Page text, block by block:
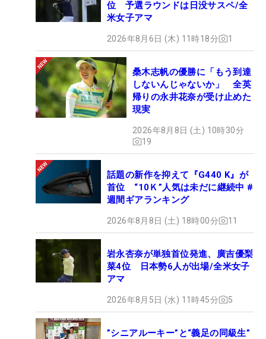
位 予選ラウンドは日没サスペ/全
米女子アマ
2026年8月6日 (木) 11時18分 1
桑木志帆の優勝に「もう到達
しないんじゃないか」 全英
帰りの永井花奈が受け止めた
現実
2026年8月8日 (土) 10時30分
19
話題の新作を抑えて『G440 K』が
首位 “10Ｋ”人気は未だに継続中 #
週間ギアランキング
2026年8月8日 (土) 18時00分 11
岩永杏奈が単独首位発進、廣吉優梨
菜4位 日本勢6人が出場/全米女子
アマ
2026年8月5日 (水) 11時45分 5
”シニアルーキー”と“義足の同級生”